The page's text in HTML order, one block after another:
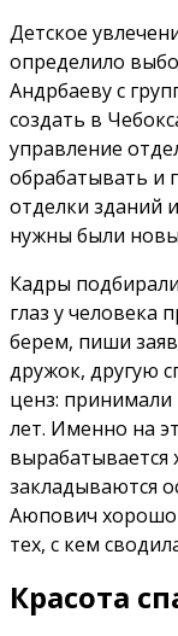
Детское
определило
Андрбаеву с
создать в
управление
обрабатывать и
отделки зданий
нужны были
Кадры
глаз у человека
берем, пиши
дружок, другую
ценз:
лет. Именно на
вырабатывается
закладываются
Аюпович хорошо
тех, с кем
Красота